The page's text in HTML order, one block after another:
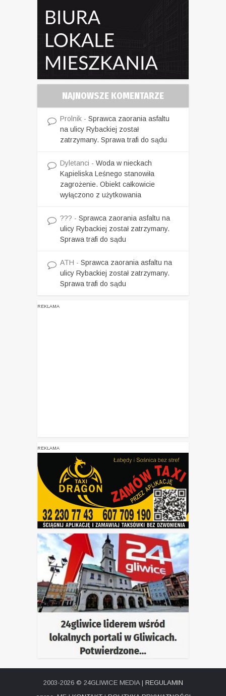
NAJNOWSZE KOMENTARZE
Prolnik - Sprawca zaorania asfaltu
na ulicy Rybackiej został
zatrzymany. Sprawa trafi do sądu
Dyletanci - Woda w nieckach
Kąpieliska Leśnego stanowiła
zagrożenie. Obiekt całkowicie
wyłączono z użytkowania
??? - Sprawca zaorania asfaltu na
ulicy Rybackiej został zatrzymany.
Sprawa trafi do sądu
ATH - Sprawca zaorania asfaltu na
ulicy Rybackiej został zatrzymany.
Sprawa trafi do sądu
REKLAMA
REKLAMA
2003-2026 © 24GLIWICE MEDIA | REGULAMIN